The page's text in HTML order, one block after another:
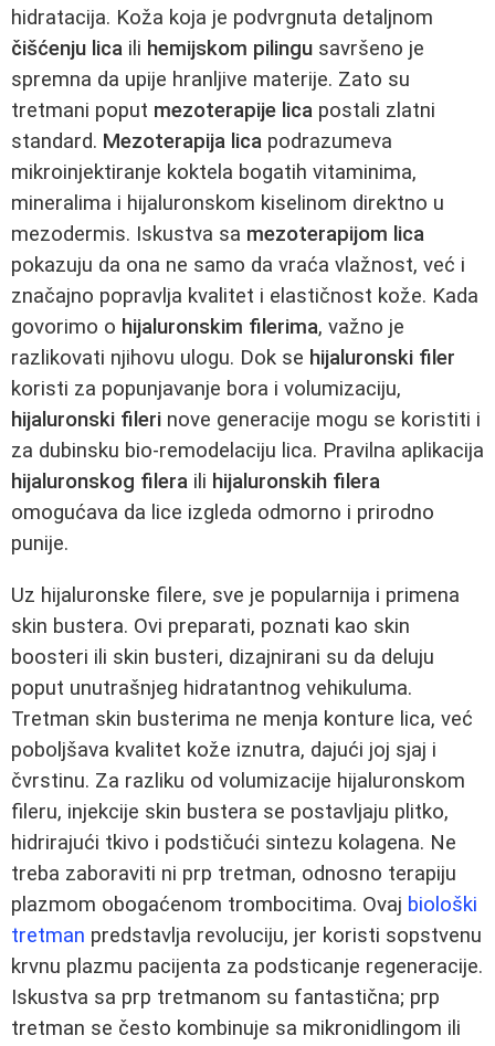
hidratacija. Koža koja je podvrgnuta detaljnom
čišćenju lica ili hemijskom pilingu savršeno je
spremna da upije hranljive materije. Zato su
tretmani poput mezoterapije lica postali zlatni
standard. Mezoterapija lica podrazumeva
mikroinjektiranje koktela bogatih vitaminima,
mineralima i hijaluronskom kiselinom direktno u
mezodermis. Iskustva sa mezoterapijom lica
pokazuju da ona ne samo da vraća vlažnost, već i
značajno popravlja kvalitet i elastičnost kože. Kada
govorimo o hijaluronskim filerima, važno je
razlikovati njihovu ulogu. Dok se hijaluronski filer
koristi za popunjavanje bora i volumizaciju,
hijaluronski fileri nove generacije mogu se koristiti i
za dubinsku bio-remodelaciju lica. Pravilna aplikacija
hijaluronskog filera ili hijaluronskih filera
omogućava da lice izgleda odmorno i prirodno
punije.
Uz hijaluronske filere, sve je popularnija i primena
skin bustera. Ovi preparati, poznati kao skin
boosteri ili skin busteri, dizajnirani su da deluju
poput unutrašnjeg hidratantnog vehikuluma.
Tretman skin busterima ne menja konture lica, već
poboljšava kvalitet kože iznutra, dajući joj sjaj i
čvrstinu. Za razliku od volumizacije hijaluronskom
fileru, injekcije skin bustera se postavljaju plitko,
hidrirajući tkivo i podstičući sintezu kolagena. Ne
treba zaboraviti ni prp tretman, odnosno terapiju
plazmom obogaćenom trombocitima. Ovaj biološki
tretman predstavlja revoluciju, jer koristi sopstvenu
krvnu plazmu pacijenta za podsticanje regeneracije.
Iskustva sa prp tretmanom su fantastična; prp
tretman se često kombinuje sa mikronidlingom ili